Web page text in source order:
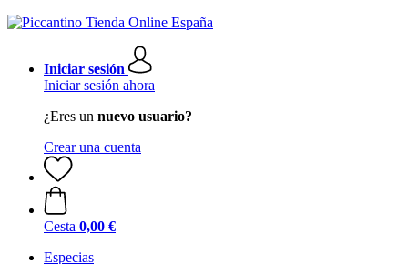
Iniciar sesión
Iniciar sesión ahora
¿Eres un nuevo usuario?
Crear una cuenta
Cesta 0,00 €
Especias